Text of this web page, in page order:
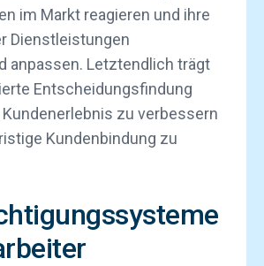
im Markt reagieren und ihre
Dienstleistungen
anpassen. Letztendlich trägt
Entscheidungsfindung
Kundenerlebnis zu verbessern
Kundenbindung zu